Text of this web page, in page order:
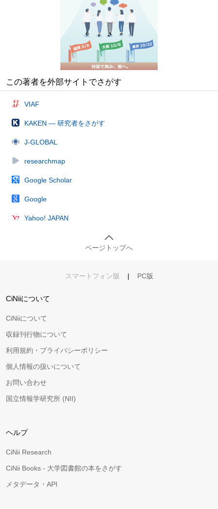
この著者を外部サイトでさがす
VIAF
KAKEN — 研究者をさがす
J-GLOBAL
researchmap
Google Scholar
Google
Yahoo! JAPAN
ページトップへ
スマートフォン版 | PC版
CiNiiについて
CiNiiについて
収録刊行物について
利用規約・プライバシーポリシー
個人情報の扱いについて
お問い合わせ
国立情報学研究所 (NII)
ヘルプ
CiNii Research
CiNii Books - 大学図書館の本をさがす
メタデータ・API